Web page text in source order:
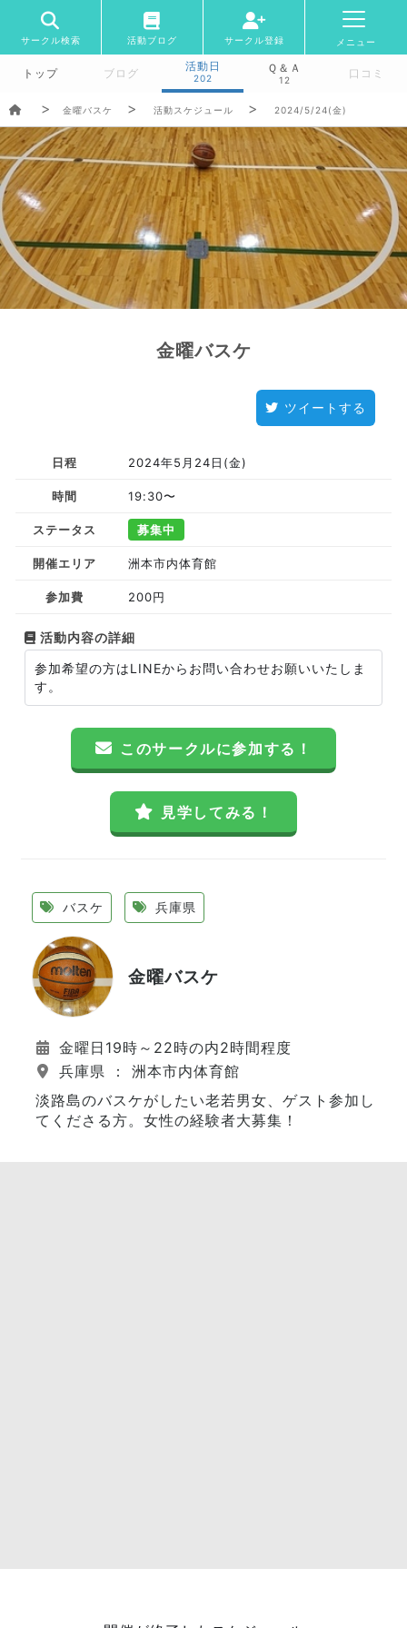
サークル検索 活動ブログ サークル登録 メニュー
トップ ブログ
活動日
202
Ｑ＆Ａ
12 口コミ
金曜バスケ 活動スケジュール 2024/5/24(金)
金曜バスケ
ツイートする
日程 2024年5月24日(金)
時間 19:30〜
ステータス 募集中
開催エリア 洲本市内体育館
参加費 200円
活動内容の詳細
参加希望の方はLINEからお問い合わせお願いいたしま
す。
このサークルに参加する！
見学してみる！
バスケ 兵庫県
金曜バスケ
金曜日19時～22時の内2時間程度
兵庫県 ： 洲本市内体育館
淡路島のバスケがしたい老若男女、ゲスト参加し
てくださる方。女性の経験者大募集！